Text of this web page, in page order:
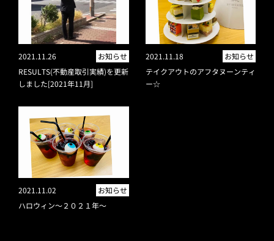
2021.11.26
お知らせ
RESULTS(不動産取引実績)を更新
しました[2021年11月]
2021.11.18
お知らせ
テイクアウトのアフタヌーンティ
ー☆
2021.11.02
お知らせ
ハロウィン～２０２１年～